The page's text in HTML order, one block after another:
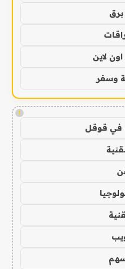
لاين
وسفر
!
في قوقل